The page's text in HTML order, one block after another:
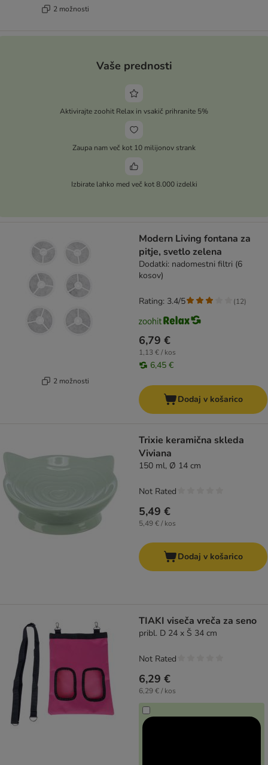
2 možnosti
Vaše prednosti
Aktivirajte zoohit Relax in vsakič prihranite 5%
Zaupa nam več kot 10 milijonov strank
Izbirate lahko med več kot 8.000 izdelki
2 možnosti
Modern Living fontana za
pitje, svetlo zelena
Dodatki: nadomestni filtri (6
kosov)
6,79 €
1,13 € / kos
6,45 €
Rating: 3.4/5 (12)
Dodaj v košarico
Trixie keramična skleda
Viviana
150 ml, Ø 14 cm
5,49 €
5,49 € / kos
Not Rated
Dodaj v košarico
TIAKI viseča vreča za seno
pribl. D 24 x Š 34 cm
6,29 €
6,29 € / kos
Not Rated